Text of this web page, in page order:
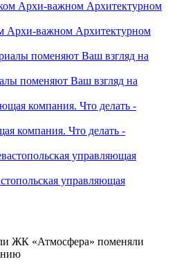
Архи-важном Архитектурном
поменяют Ваш взгляд на
компания. Что делать -
управляющая
ЖК «Атмосфера» поменяли